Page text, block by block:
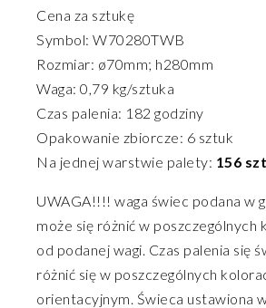
Cena za sztukę
Symbol: W70280TWB
Rozmiar: ø70mm; h280mm
Waga: 0,79 kg/sztuka
Czas palenia: 182 godziny
Opakowanie zbiorcze: 6 sztuk
Na jednej warstwie palety: 156
UWAGA!!!! waga świec podana w
może się różnić w poszczególnych
od podanej wagi. Czas palenia się
różnić się w poszczególnych
orientacyjnym. Świeca ustawiona